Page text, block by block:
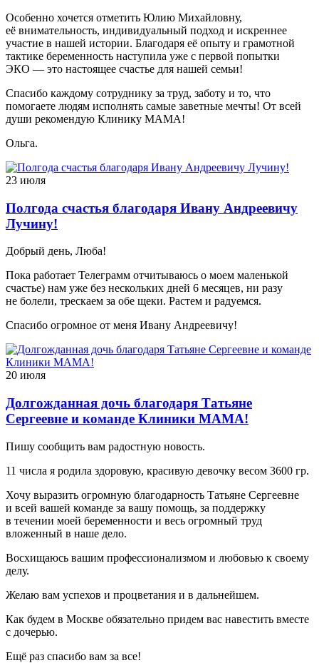
Особенно хочется отметить Юлию Михайловну,
её внимательность, индивидуальный подход и искреннее
участие в нашей истории. Благодаря её опыту и грамотной
тактике беременность наступила уже с первой попытки
ЭКО — это настоящее счастье для нашей семьи!
Спасибо каждому сотруднику за труд, заботу и то, что
помогаете людям исполнять самые заветные мечты! От всей
души рекомендую Клинику МАМА!
Ольга.
23 июля
Полгода счастья благодаря Ивану Андреевичу
Лучину!
Добрый день, Люба!
Пока работает Телеграмм отчитываюсь о моем маленькой
счастье) нам уже без нескольких дней 6 месяцев, ни разу
не болели, трескаем за обе щеки. Растем и радуемся.
Спасибо огромное от меня Ивану Андреевичу!
20 июля
Долгожданная дочь благодаря Татьяне
Сергеевне и команде Клиники МАМА!
Пишу сообщить вам радостную новость.
11 числа я родила здоровую, красивую девочку весом 3600 гр.
Хочу выразить огромную благодарность Татьяне Сергеевне
и всей вашей команде за вашу помощь, за поддержку
в течении моей беременности и весь огромный труд
вложенный в наше дело.
Восхищаюсь вашим профессионализмом и любовью к своему
делу.
Желаю вам успехов и процветания и в дальнейшем.
Как будем в Москве обязательно придем вас навестить вместе
с дочерью.
Ещё раз спасибо вам за все!